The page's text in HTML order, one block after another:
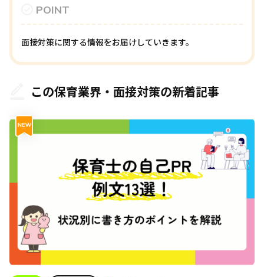
POINT
面接対策に関する情報をお届けしていきます。
この保育業界・面接対策の新着記事